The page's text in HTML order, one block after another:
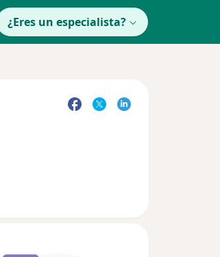
¿Eres un especialista?